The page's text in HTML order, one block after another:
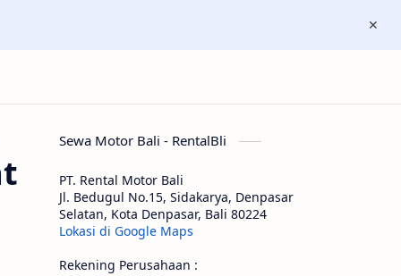
Sewa Motor Bali - RentalBli
PT. Rental Motor Bali
Jl. Bedugul No.15, Sidakarya, Denpasar
Selatan, Kota Denpasar, Bali 80224
Lokasi di Google Maps
Rekening Perusahaan :